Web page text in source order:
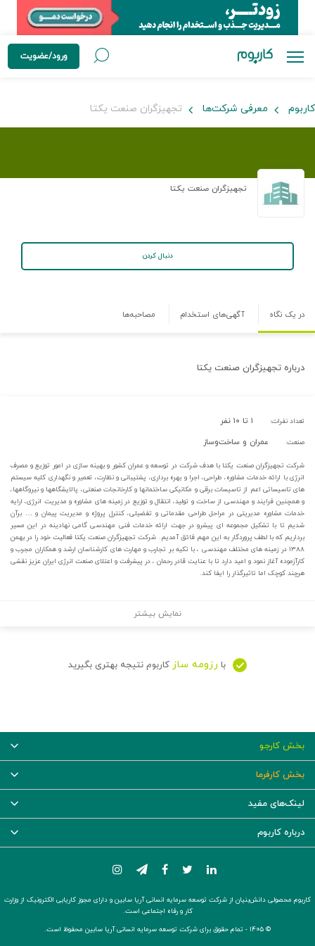
ورود/عضویت
کاربوم معرفی شرکت‌ها تجهیزگران صنعت یکتا
تجهیزگران صنعت یکتا
دنبال کردن
در یک نگاه آگهی‌های استخدام مصاحبه‌ها
درباره تجهیزگران صنعت یکتا
تعداد نفرات: ۱ تا ۱۰ نفر
صنعت: عمران و ساخت‌وساز
شرکت تجهیزگران صنعت یکتا با هدف شرکت در توسعه و عمران کشور و بهینه سازی در امور توزیع و مصرف
انرژی با ارائه خدمات مشاوره، طراحی، اجرا و بهره برداری، پشتیبانی و نظارت، تعمیر و نگهداری کلیه سیستم
های تاسیساتی اعم از تاسیسات برقی و مکانیکی ساختمانها و کارخانجات صنعتی، پالایشگاهها و نیروگاهها،
و همچنین فرایند و مهندسی از ساخت و تولید، انتقال و توزیع در زمینه های مشاوره و مدیریت انرژی، ارایه
خدمات مشاوره مدیریتی در مراحل طراحی مقدماتی و تفضیلی، کنترل پروژه و مدیریت پیمان و … برآن
شدیم تا با تشکیل مجموعه ای پیشرو در جهت ارائه خدمات فنی مهندسی گامی نهادینه در این مسیر
برداریم که با لطف پروردگار به این مهم فائق آمدیم. شرکت تجهیزگران صنعت یکتا فعالیت خود را در بهمن
۱۳۸۸ در زمینه های مختلف مهندسی ، با تکیه بر تجارب و مهارت های کارشناسان ارشد و همکاران مجرب و
کارآزموده آغاز نمود و امید دارد تا با عنایت قادر رحمان ، در پیشرفت و اعتلای صنعت انرژی ایران عزیز نقشی
هرچند کوچک اما تاثیرگذار را ایفا کند.
نمایش بیشتر
با رزومه ساز کاربوم نتیجه بهتری بگیرید
بخش کارجو
بخش کارفرما
لینک‌های مفید
درباره کاربوم
کاربوم محصولی دانش‌بنیان از شرکت توسعه سرمایه انسانی آریا سابین و دارای مجوز کاریابی الکترونیک از وزارت
کار و رفاه اجتماعی است.
© ۱۴۰۵ -
تمام حقوق برای شرکت توسعه سرمایه انسانی آریا سابین محفوظ است.